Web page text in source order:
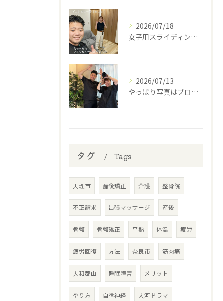
2026/07/18
女子用スライディングパンツ(スポーツインナー)を開発中の西丸...
2026/07/13
やっぱり写真はプロに撮って貰わなあかんね🤣⁡
タグ Tags
天理市 産後矯正 介護 整骨院
不正請求 出張マッサージ 産後
骨盤 骨盤矯正 平熱 体温 疲労
疲労回復 方法 奈良市 筋肉痛
大和郡山 睡眠障害 メリット
やり方 自律神経 大河ドラマ